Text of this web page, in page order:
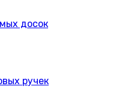
досок
ручек